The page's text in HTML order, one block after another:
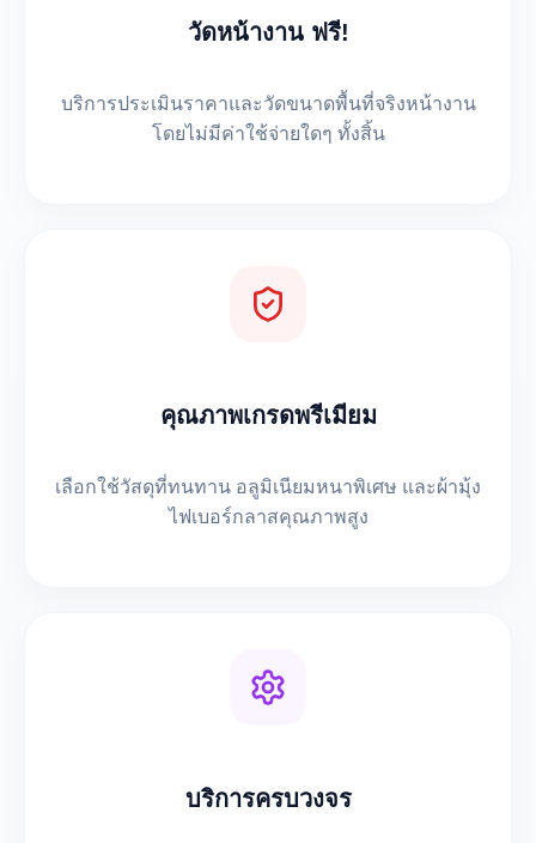
วัดหน้างาน ฟรี!
บริการประเมินราคาและวัดขนาดพื้นที่จริงหน้างาน
โดยไม่มีค่าใช้จ่ายใดๆ ทั้งสิ้น
คุณภาพเกรดพรีเมียม
เลือกใช้วัสดุที่ทนทาน อลูมิเนียมหนาพิเศษ และผ้ามุ้ง
ไฟเบอร์กลาสคุณภาพสูง
บริการครบวงจร